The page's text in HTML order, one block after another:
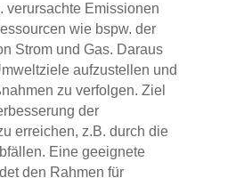
verursachte Emissionen
wie bspw. der
Strom und Gas. Daraus
aufzustellen und
zu verfolgen. Ziel
der
erreichen, z.B. durch die
Eine geeignete
den Rahmen für